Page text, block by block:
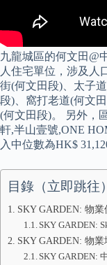
九龍城區的何文田@
人住宅單位，涉及人
街(何文田段)、太子
段)、窩打老道(何文
(何文田段)。 另外，
軒,半山壹號,ONE
入中位數為HK$
目錄（立即跳往）
SKY GARDEN: 物業
SKY GARDEN:
SKY GARDEN: 物業
SKY GARDEN: